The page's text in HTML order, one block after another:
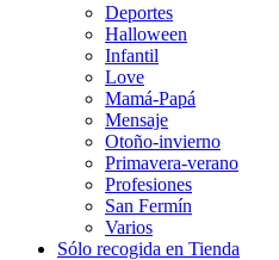
Deportes
Halloween
Infantil
Love
Mamá-Papá
Mensaje
Otoño-invierno
Primavera-verano
Profesiones
San Fermín
Varios
Sólo recogida en Tienda